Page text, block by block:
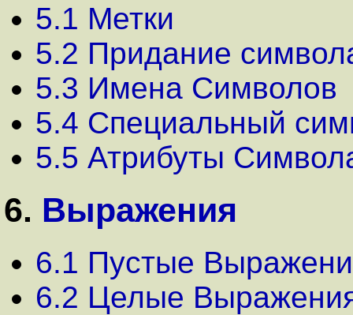
5.1 Метки
5.2 Придание
5.3 Имена Символов
5.4 Специальный
5.5 Атрибуты
6. Выражения
6.1 Пустые
6.2 Целые